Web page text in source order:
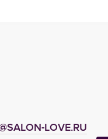
LOVE.RU